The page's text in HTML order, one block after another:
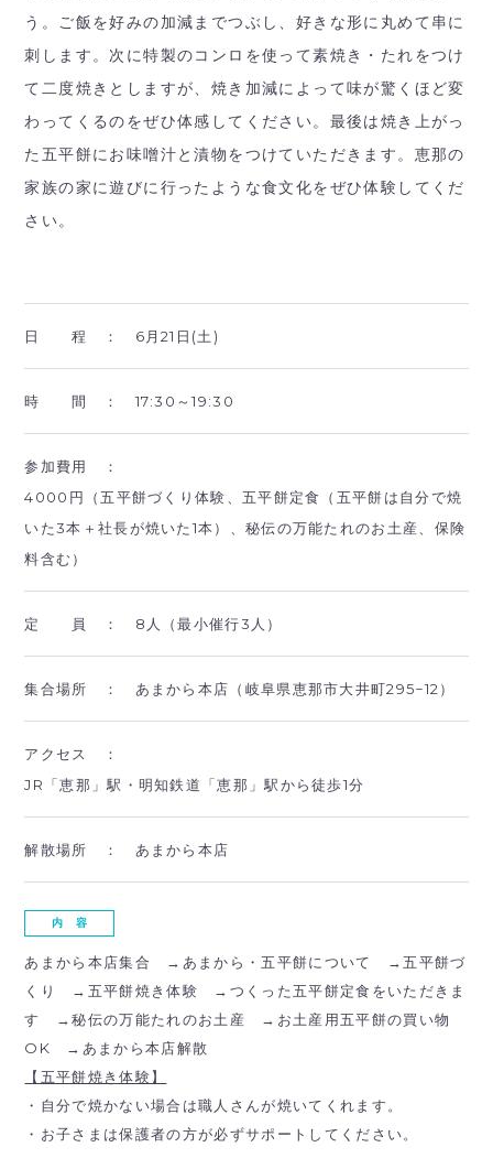
う。ご飯を好みの加減までつぶし、好きな形に丸めて串に
刺します。次に特製のコンロを使って素焼き・たれをつけ
て二度焼きとしますが、焼き加減によって味が驚くほど変
わってくるのをぜひ体感してください。最後は焼き上がっ
た五平餅にお味噌汁と漬物をつけていただきます。恵那の
家族の家に遊びに行ったような食文化をぜひ体験してくだ
さい。
日 程 ： 6月21日(土)
時 間 ： 17:30～19:30
参加費用 ：
4000円（五平餅づくり体験、五平餅定食（五平餅は自分で焼
いた3本＋社長が焼いた1本）、秘伝の万能たれのお土産、保険
料含む）
定 員 ： 8人（最小催行3人）
集合場所 ： あまから本店（岐阜県恵那市大井町295−12）
アクセス ：
JR「恵那」駅・明知鉄道「恵那」駅から徒歩1分
解散場所 ： あまから本店
内 容
あまから本店集合 →あまから・五平餅について →五平餅づ
くり →五平餅焼き体験 →つくった五平餅定食をいただきま
す →秘伝の万能たれのお土産 →お土産用五平餅の買い物
OK → あまから本店解散
【五平餅焼き体験】
・自分で焼かない場合は職人さんが焼いてくれます。
・お子さまは保護者の方が必ずサポートしてください。